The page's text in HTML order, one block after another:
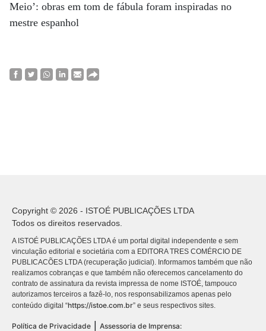
Meio’: obras em tom de fábula foram inspiradas no
mestre espanhol
Copyright © 2026 - ISTOÉ PUBLICAÇÕES LTDA
Todos os direitos reservados.
A ISTOÉ PUBLICAÇÕES LTDA é um portal digital independente e sem
vinculação editorial e societária com a EDITORA TRES COMÉRCIO DE
PUBLICACÕES LTDA (recuperação judicial). Informamos também que não
realizamos cobranças e que também não oferecemos cancelamento do
contrato de assinatura da revista impressa de nome ISTOÉ, tampouco
autorizamos terceiros a fazê-lo, nos responsabilizamos apenas pelo
conteúdo digital “https://istoe.com.br” e seus respectivos sites.
Política de Privacidade
Assessoria de Imprensa: